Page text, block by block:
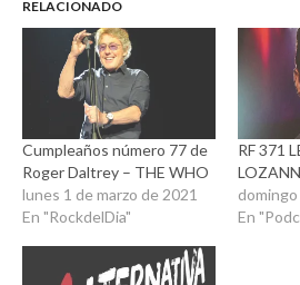
RELACIONADO
Cumpleaños número 77 de
Roger Daltrey – THE WHO
lunes 1 de marzo de 2021
En "RockdelDia"
RF 371
En